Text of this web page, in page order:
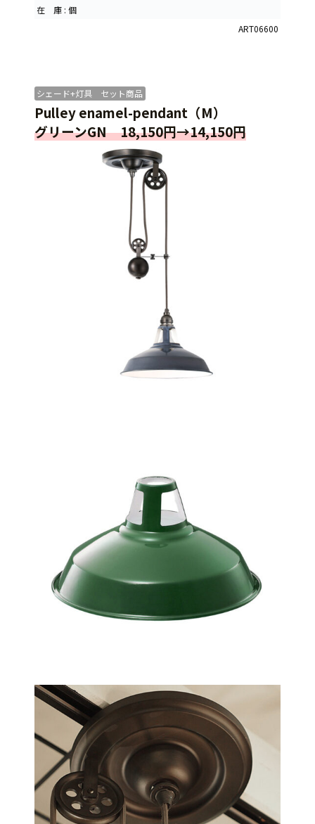
在 庫 : 個
ART06600
シェード+灯具 セット商品
Pulley enamel-pendant（M）
グリーンGN 18,150円→14,150円